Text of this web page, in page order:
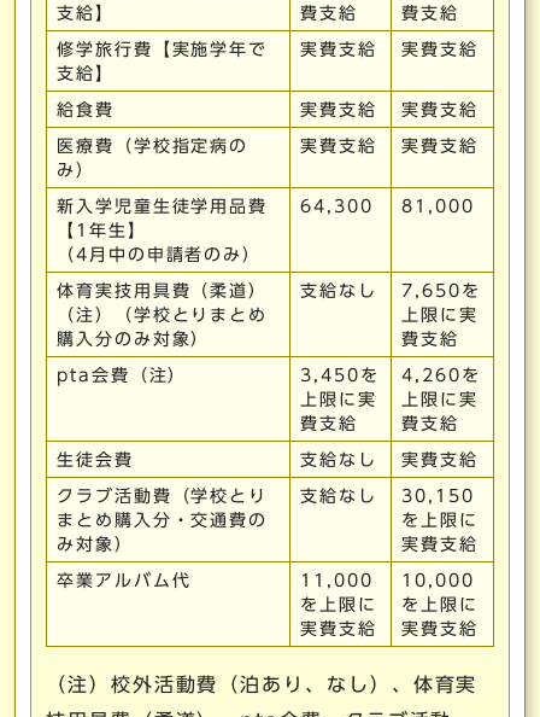
支給】
費支給
費支給
修学旅行費【実施学年で
支給】
実費支給 実費支給
給食費 実費支給 実費支給
医療費（学校指定病の
み）
実費支給 実費支給
新入学児童生徒学用品費
【1年生】
（4月中の申請者のみ）
64,300 81,000
体育実技用具費（柔道）
（注）（学校とりまとめ
購入分のみ対象）
支給なし
7,650を
上限に実
費支給
pta会費（注）
3,450を
上限に実
費支給
4,260を
上限に実
費支給
生徒会費 支給なし 実費支給
クラブ活動費（学校とり
まとめ購入分・交通費の
み対象）
支給なし
30,150
を上限に
実費支給
卒業アルバム代
11,000
を上限に
実費支給
10,000
を上限に
実費支給
（注）校外活動費（泊あり、なし）、体育実